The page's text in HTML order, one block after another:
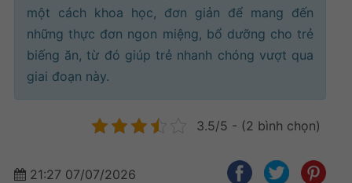
một cách khoa học, đơn giản để mang đến
những thực đơn ngon miệng, bổ dưỡng cho trẻ
biếng ăn, từ đó giúp trẻ nhanh chóng vượt qua
giai đoạn này.
3.5/5 - (2 bình chọn)
21:27 07/07/2026